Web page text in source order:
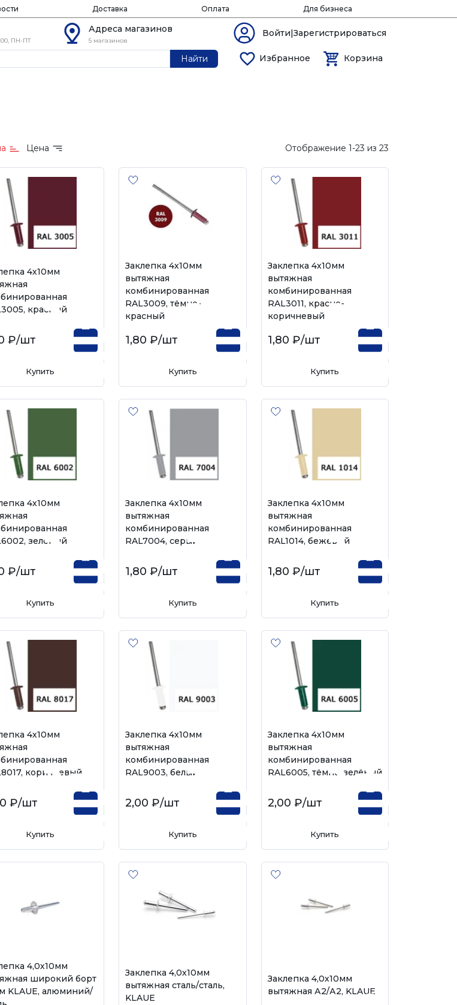
Доставка Оплата Для бизнеса
ПН-ПТ
Адреса магазинов
5 магазинов
Войти|Зарегистрироваться
Найти Избранное Корзина
Цена Отображение 1-23 из 23
4х10мм
красный
₽/шт
Купить
Заклепка 4х10мм
вытяжная
комбинированная
RAL3009, тёмно-
красный
1,80 ₽/шт
Купить
Заклепка 4х10мм
вытяжная
комбинированная
RAL3011, красно-
коричневый
1,80 ₽/шт
Купить
4х10мм
зелёный
₽/шт
Купить
Заклепка 4х10мм
вытяжная
комбинированная
RAL7004, серый
1,80 ₽/шт
Купить
Заклепка 4х10мм
вытяжная
комбинированная
RAL1014, бежевый
1,80 ₽/шт
Купить
4х10мм
коричневый
₽/шт
Купить
Заклепка 4х10мм
вытяжная
комбинированная
RAL9003, белый
2,00 ₽/шт
Купить
Заклепка 4х10мм
вытяжная
комбинированная
RAL6005, тёмно-зелёный
2,00 ₽/шт
Купить
4,0х10мм
широкий борт
KLAUE, алюминий/
Заклепка 4,0х10мм
вытяжная сталь/сталь,
KLAUE
Заклепка 4,0х10мм
вытяжная А2/А2, KLAUE